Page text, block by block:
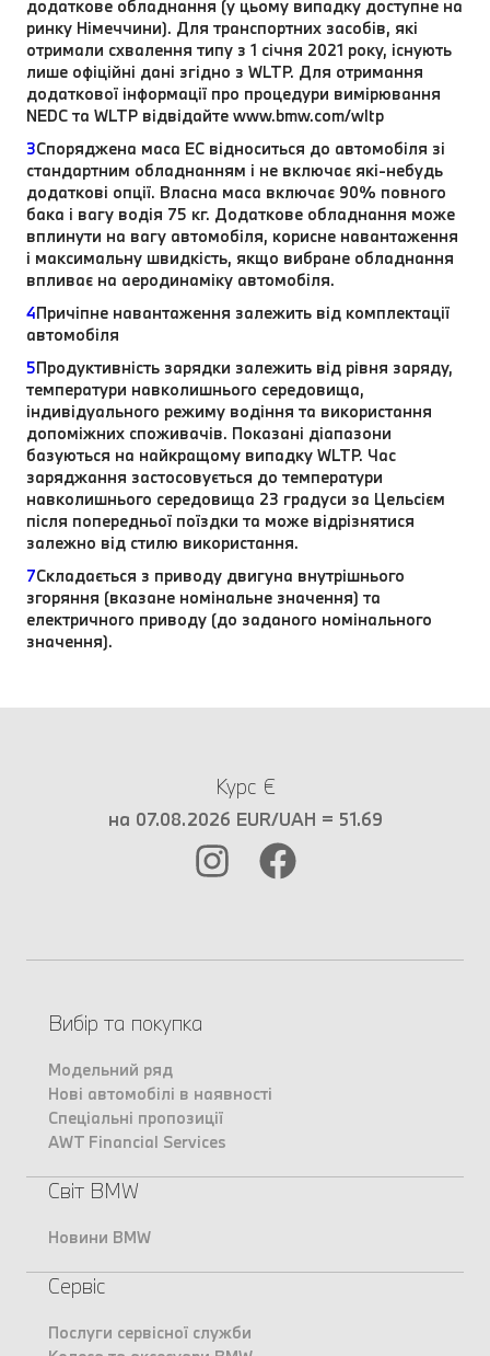
додаткове обладнання (у цьому випадку доступне на
ринку Німеччини). Для транспортних засобів, які
отримали схвалення типу з 1 січня 2021 року, існують
лише офіційні дані згідно з WLTP. Для отримання
додаткової інформації про процедури вимірювання
NEDC та WLTP відвідайте www.bmw.com/wltp
3Споряджена маса EC відноситься до автомобіля зі
стандартним обладнанням і не включає які-небудь
додаткові опції. Власна маса включає 90% повного
бака і вагу водія 75 кг. Додаткове обладнання може
вплинути на вагу автомобіля, корисне навантаження
і максимальну швидкість, якщо вибране обладнання
впливає на аеродинаміку автомобіля.
4Причіпне навантаження залежить від комплектації
автомобіля
5Продуктивність зарядки залежить від рівня заряду,
температури навколишнього середовища,
індивідуального режиму водіння та використання
допоміжних споживачів. Показані діапазони
базуються на найкращому випадку WLTP. Час
заряджання застосовується до температури
навколишнього середовища 23 градуси за Цельсієм
після попередньої поїздки та може відрізнятися
залежно від стилю використання.
7Складається з приводу двигуна внутрішнього
згоряння (вказане номінальне значення) та
електричного приводу (до заданого номінального
значення).
Курс €
на 07.08.2026 EUR/UAH = 51.69
Вибір та покупка
Модельний ряд
Нові автомобілі в наявності
Спеціальні пропозиції
AWT Financial Services
Світ BMW
Новини BMW
Сервіс
Послуги сервісної служби